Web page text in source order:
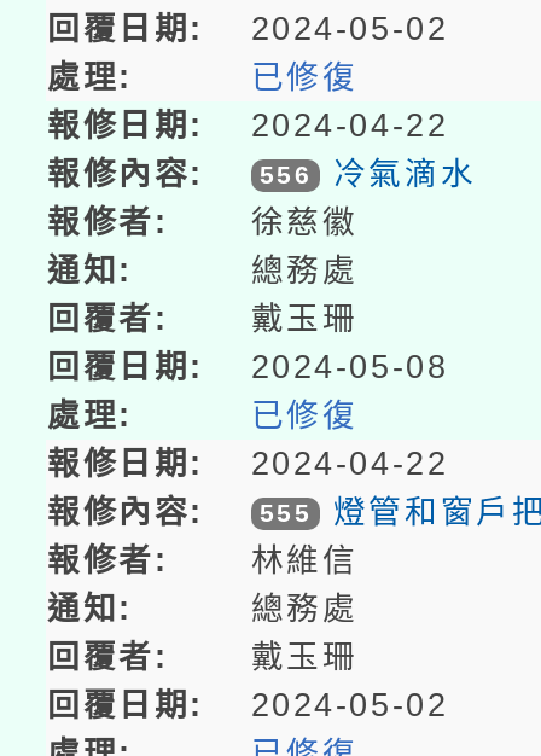
2024-05-02
已修復
2024-04-22
556 冷氣滴水
徐慈徽
總務處
戴玉珊
2024-05-08
已修復
2024-04-22
555 燈管和窗戶
林維信
總務處
戴玉珊
2024-05-02